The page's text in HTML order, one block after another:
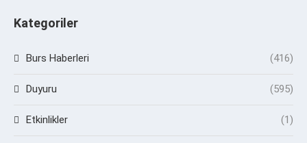
Kategoriler
Burs Haberleri (416)
Duyuru (595)
Etkinlikler (1)